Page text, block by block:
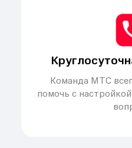
Команда МТС
помочь с